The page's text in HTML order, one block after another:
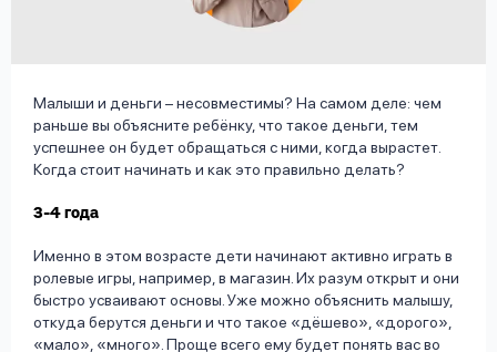
Малыши и деньги – несовместимы? На самом деле: чем
раньше вы объясните ребёнку, что такое деньги, тем
успешнее он будет обращаться с ними, когда вырастет.
Когда стоит начинать и как это правильно делать?
3-4 года
Именно в этом возрасте дети начинают активно играть в
ролевые игры, например, в магазин. Их разум открыт и они
быстро усваивают основы. Уже можно объяснить малышу,
откуда берутся деньги и что такое «дёшево», «дорого»,
«мало», «много». Проще всего ему будет понять вас во
Оформить заявку
Войти под другим номером
Ответы
вопросы